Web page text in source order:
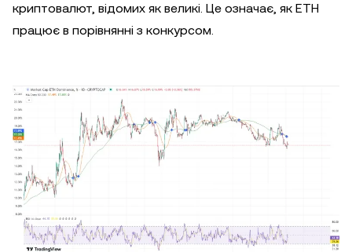
криптовалют, відомих як великі. Це означає, як ETH
працює в порівнянні з конкурсом.